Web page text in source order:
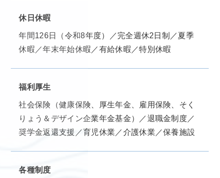
休日休暇
年間126日（令和8年度）／完全週休2日制／夏季
休暇／年末年始休暇／有給休暇／特別休暇
福利厚生
社会保険（健康保険、厚生年金、雇用保険、そく
りょう＆デザイン企業年金基金）／退職金制度／
奨学金返還支援／育児休業／介護休業／保養施設
各種制度